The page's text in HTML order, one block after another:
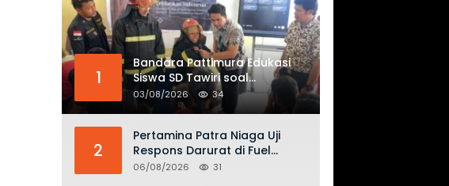
1
Bandara Pattimura Edukasi
Siswa SD Tawiri soal
Keselamatan Penerbangan
dan Bahaya Bermain Layang-
03/08/2026 34
2
Pertamina Patra Niaga Uji
Respons Darurat di Fuel
Terminal Biak, Antisipasi Risiko
06/08/2026 31